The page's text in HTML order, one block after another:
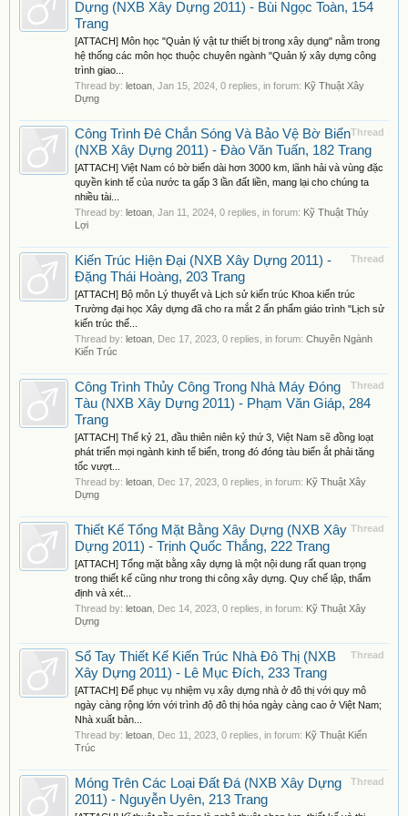
Dựng (NXB Xây Dựng 2011) - Bùi Ngọc Toàn, 154
Trang
[ATTACH] Môn học "Quản lý vật tư thiết bị trong xây dụng" nằm trong
hệ thống các môn học thuộc chuyên ngành "Quản lý xây dựng công
trình giao...
Thread by: letoan Jan 15, 2024 , 0 replies, in forum: Kỹ Thuật Xây
Dựng
Thread
Công Trình Đê Chắn Sóng Và Bảo Vệ Bờ Biển
(NXB Xây Dựng 2011) - Đào Văn Tuấn, 182 Trang
[ATTACH] Việt Nam có bờ biển dài hơn 3000 km, lãnh hải và vùng đặc
quyền kinh tế của nước ta gấp 3 lần đất liền, mang lại cho chúng ta
nhiều tài...
Thread by: letoan Jan 11, 2024 , 0 replies, in forum: Kỹ Thuật Thủy
Lợi
Thread
Kiến Trúc Hiện Đại (NXB Xây Dựng 2011) -
Đặng Thái Hoàng, 203 Trang
[ATTACH] Bộ môn Lý thuyết và Lịch sử kiến trúc Khoa kiến trúc
Trường đại học Xây dựng đã cho ra mắt 2 ấn phẩm giáo trình "Lịch sử
kiến trúc thế...
Thread by: letoan Dec 17, 2023 , 0 replies, in forum: Chuyên Ngành
Kiến Trúc
Thread
Công Trình Thủy Công Trong Nhà Máy Đóng
Tàu (NXB Xây Dựng 2011) - Phạm Văn Giáp, 284
Trang
[ATTACH] Thế kỷ 21, đầu thiên niên kỷ thứ 3, Việt Nam sẽ đồng loạt
phát triển mọi ngành kinh tế biển, trong đó đóng tàu biển ắt phải tăng
tốc vượt...
Thread by: letoan Dec 17, 2023 , 0 replies, in forum: Kỹ Thuật Xây
Dựng
Thread
Thiết Kế Tổng Mặt Bằng Xây Dựng (NXB Xây
Dựng 2011) - Trịnh Quốc Thắng, 222 Trang
[ATTACH] Tổng mặt bằng xây dựng là một nội dung rất quan trọng
trong thiết kế cũng như trong thi công xây dựng. Quy chế lập, thẩm
định và xét...
Thread by: letoan Dec 14, 2023 , 0 replies, in forum: Kỹ Thuật Xây
Dựng
Thread
Sổ Tay Thiết Kế Kiến Trúc Nhà Đô Thị (NXB
Xây Dựng 2011) - Lê Mục Đích, 233 Trang
[ATTACH] Để phục vụ nhiệm vụ xây dựng nhà ở đô thị với quy mô
ngày càng rộng lớn với trình độ đô thị hóa ngày càng cao ở Việt Nam;
Nhà xuất bản...
Thread by: letoan Dec 11, 2023 , 0 replies, in forum: Kỹ Thuật Kiến
Trúc
Thread
Móng Trên Các Loại Đất Đá (NXB Xây Dựng
2011) - Nguyễn Uyên, 213 Trang